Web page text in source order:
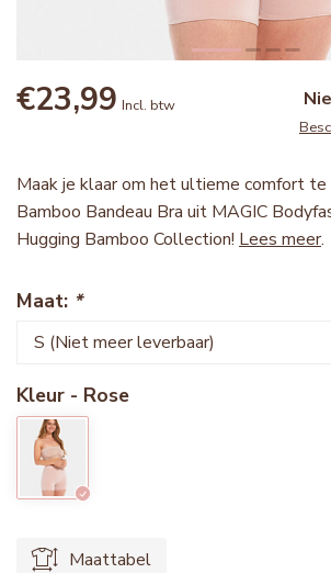
€23,99 Incl. btw
Maak je klaar om het ultieme comfort te
Bamboo Bandeau Bra uit MAGIC
Hugging Bamboo Collection! Lees meer.
Maat: *
Kleur - Rose
Maattabel